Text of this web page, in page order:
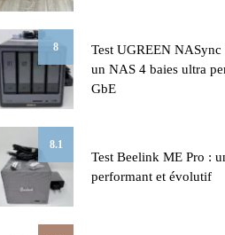
8
Test UGREEN
un NAS 4 baies ultra
GbE
8.1
Test Beelink ME Pro :
performant et évolutif